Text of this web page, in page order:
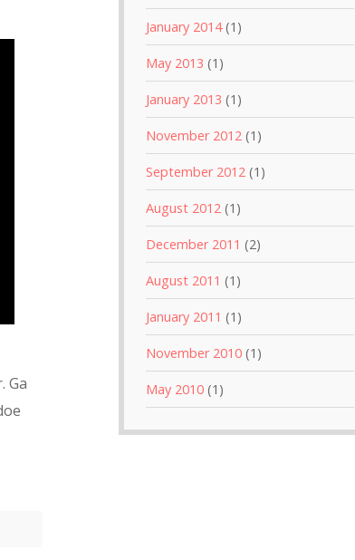
Ga
January 2014(1)
May 2013 (1)
January 2013 (1)
November 2012(1)
September 2012(1)
August 2012(1)
December 2011 (2)
August 2011 (1)
January 2011 (1)
November 2010(1)
May 2010(1)